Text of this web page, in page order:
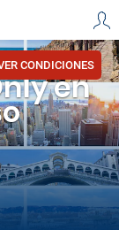
en
CONDICIONES